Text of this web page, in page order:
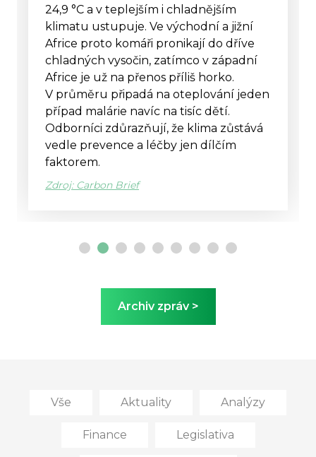
24,9 °C a v teplejším i chladnějším
klimatu ustupuje. Ve východní a jižní
Africe proto komáři pronikají do dříve
chladných vysočin, zatímco v západní
Africe je už na přenos příliš horko.
V průměru připadá na oteplování jeden
případ malárie navíc na tisíc dětí.
Odborníci zdůrazňují, že klima zůstává
vedle prevence a léčby jen dílčím
faktorem.
Zdroj: Carbon Brief
Archiv zpráv >
Vše Aktuality Analýzy
Finance Legislativa